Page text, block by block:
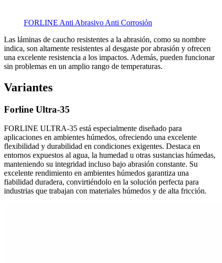
FORLINE Anti Abrasivo Anti Corrosión
Las láminas de caucho resistentes a la abrasión, como su nombre
indica, son altamente resistentes al desgaste por abrasión y ofrecen
una excelente resistencia a los impactos. Además, pueden funcionar
sin problemas en un amplio rango de temperaturas.
Variantes
Forline Ultra-35
FORLINE ULTRA-35 está especialmente diseñado para
aplicaciones en ambientes húmedos, ofreciendo una excelente
flexibilidad y durabilidad en condiciones exigentes. Destaca en
entornos expuestos al agua, la humedad u otras sustancias húmedas,
manteniendo su integridad incluso bajo abrasión constante. Su
excelente rendimiento en ambientes húmedos garantiza una
fiabilidad duradera, convirtiéndolo en la solución perfecta para
industrias que trabajan con materiales húmedos y de alta fricción.